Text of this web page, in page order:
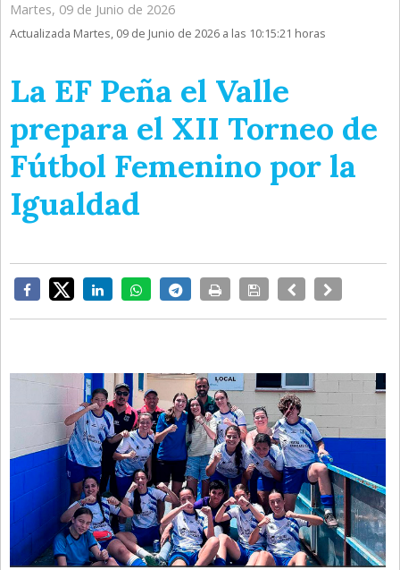
Martes, 09 de Junio de 2026
Actualizada Martes, 09 de Junio de 2026 a las 10:15:21 horas
La EF Peña el Valle
prepara el XII Torneo de
Fútbol Femenino por la
Igualdad